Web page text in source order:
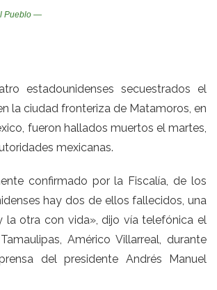
Pueblo —
estadounidenses secuestrados el
la ciudad fronteriza de Matamoros, en
fueron hallados muertos el martes,
mexicanas.
confirmado por la Fiscalía, de los
hay dos de ellos fallecidos, una
la otra con vida», dijo vía telefónica el
Américo Villarreal, durante
del presidente Andrés Manuel